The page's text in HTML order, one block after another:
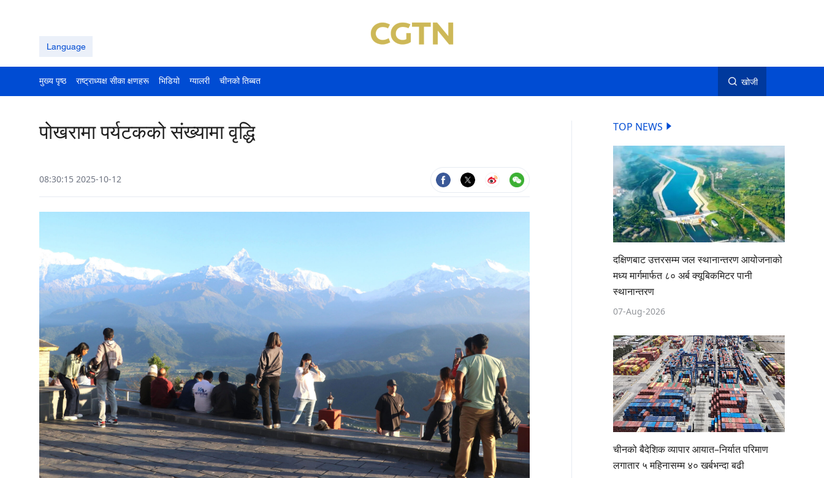
Language
मुख्य पृष्ठ राष्ट्राध्यक्ष सीका क्षणहरू भिडियो ग्यालरी चीनको तिब्बत खोजी
पोखरामा पर्यटकको संख्यामा वृद्धि
08:30:15 2025-10-12
TOP NEWS
दक्षिणबाट उत्तरसम्म जल स्थानान्तरण आयोजनाको
मध्य मार्गमार्फत ८० अर्ब क्यूबिकमिटर पानी
स्थानान्तरण
07-Aug-2026
चीनको बैदेशिक व्यापार आयात–निर्यात परिमाण
लगातार ५ महिनासम्म ४० खर्बभन्दा बढी